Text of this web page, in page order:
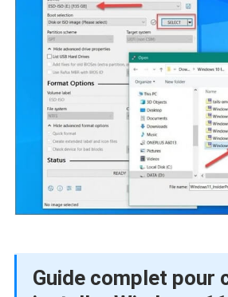
Guide complet pour